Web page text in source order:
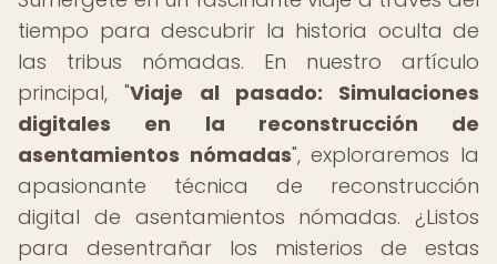
tiempo para descubrir la historia oculta de
las tribus nómadas. En nuestro artículo
principal, "Viaje al pasado: Simulaciones
digitales en la reconstrucción de
asentamientos nómadas", exploraremos la
apasionante técnica de reconstrucción
digital de asentamientos nómadas. ¿Listos
para desentrañar los misterios de estas